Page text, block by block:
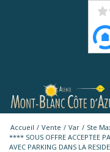
Accueil Vente Var
Ste
**** SOUS OFFRE ACCEPTEE
AVEC PARKING DANS LA